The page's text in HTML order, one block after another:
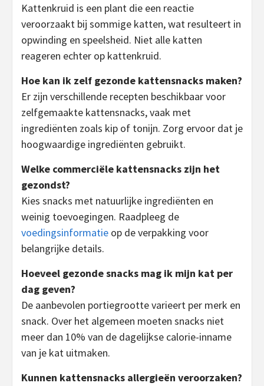
Kattenkruid is een plant die een reactie
veroorzaakt bij sommige katten, wat resulteert in
opwinding en speelsheid. Niet alle katten
reageren echter op kattenkruid.
Hoe kan ik zelf gezonde kattensnacks maken?
Er zijn verschillende recepten beschikbaar voor
zelfgemaakte kattensnacks, vaak met
ingrediënten zoals kip of tonijn. Zorg ervoor dat je
hoogwaardige ingrediënten gebruikt.
Welke commerciële kattensnacks zijn het
gezondst?
Kies snacks met natuurlijke ingrediënten en
weinig toevoegingen. Raadpleeg de
voedingsinformatie op de verpakking voor
belangrijke details.
Hoeveel gezonde snacks mag ik mijn kat per
dag geven?
De aanbevolen portiegrootte varieert per merk en
snack. Over het algemeen moeten snacks niet
meer dan 10% van de dagelijkse calorie-inname
van je kat uitmaken.
Kunnen kattensnacks allergieën veroorzaken?